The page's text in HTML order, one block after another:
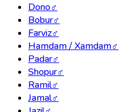
Dono♂
Bobur♂
Farviz♂
Hamdam / Xamdam♂
Padar♂
Shopur♂
Ramil♂
Jamal♂